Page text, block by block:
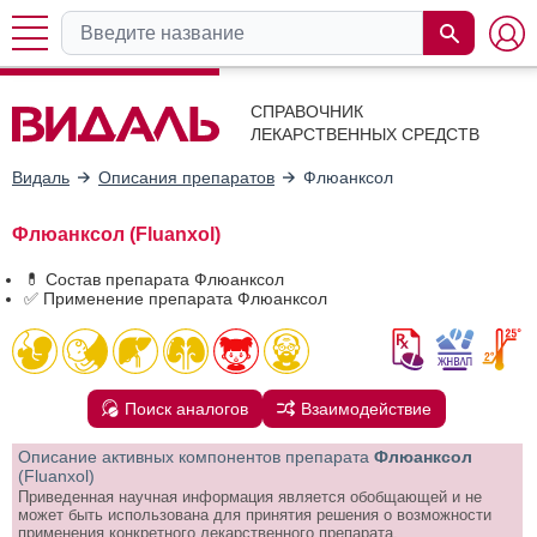
СПРАВОЧНИК
ЛЕКАРСТВЕННЫХ СРЕДСТВ
Видаль Описания препаратов Флюанксол
Флюанксол (Fluanxol)
💊 Состав препарата Флюанксол
✅ Применение препарата Флюанксол
Поиск аналогов Взаимодействие
Описание активных компонентов препарата Флюанксол
(Fluanxol)
Приведенная научная информация является обобщающей и не
может быть использована для принятия решения о возможности
применения конкретного лекарственного препарата.